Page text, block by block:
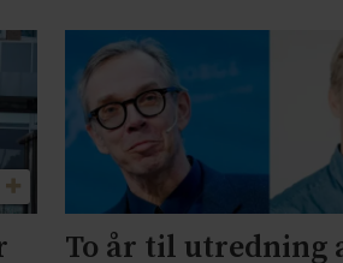
To år til utredning